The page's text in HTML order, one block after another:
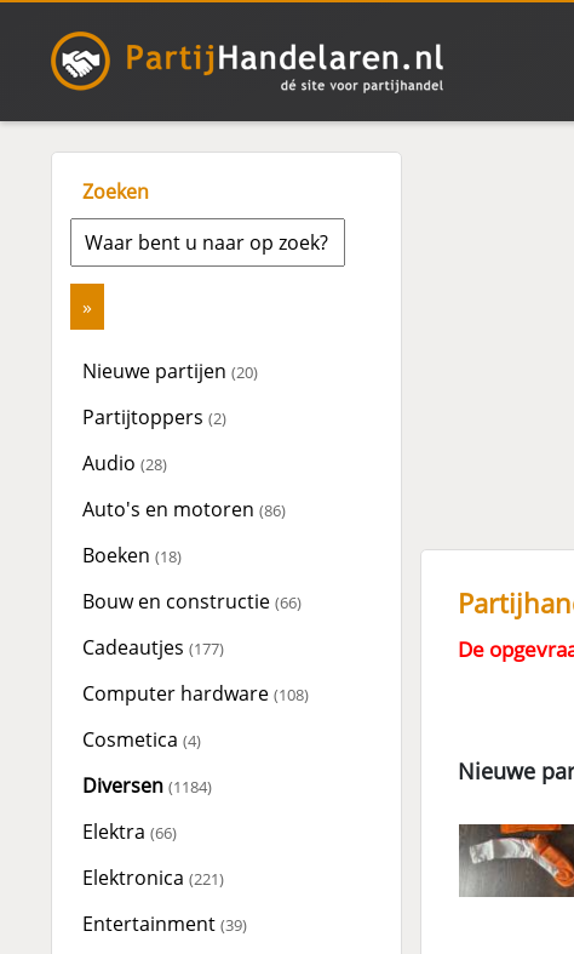
Zoeken
Nieuwe partijen (20)
Partijtoppers (2)
Audio (28)
Auto's en motoren (86)
Boeken (18)
Bouw en constructie (66)
Cadeautjes (177)
Computer hardware (108)
Cosmetica (4)
Diversen (1184)
Elektra (66)
Elektronica (221)
Entertainment (39)
De
Nieuwe